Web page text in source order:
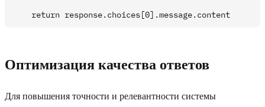
Оптимизация качества ответов
Для повышения точности и релевантности системы